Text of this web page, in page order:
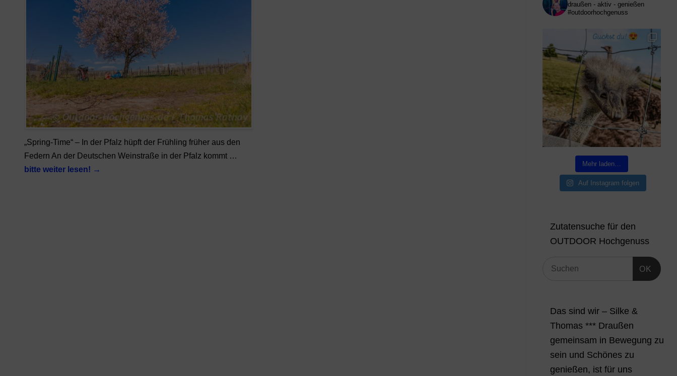
„Spring-Time“ – In der Pfalz hüpft der Frühling früher aus den
Federn An der Deutschen Weinstraße in der Pfalz kommt …
bitte weiter lesen! →
draußen - aktiv - genießen
#outdoorhochgenuss
Mehr laden…
Auf Instagram folgen
Zutatensuche für den
OUTDOOR Hochgenuss
OK
Das sind wir – Silke &
Thomas *** Draußen
gemeinsam in Bewegung zu
sein und Schönes zu
genießen, ist für uns